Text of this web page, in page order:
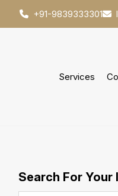
+91-9839333301
Services
Search For Your